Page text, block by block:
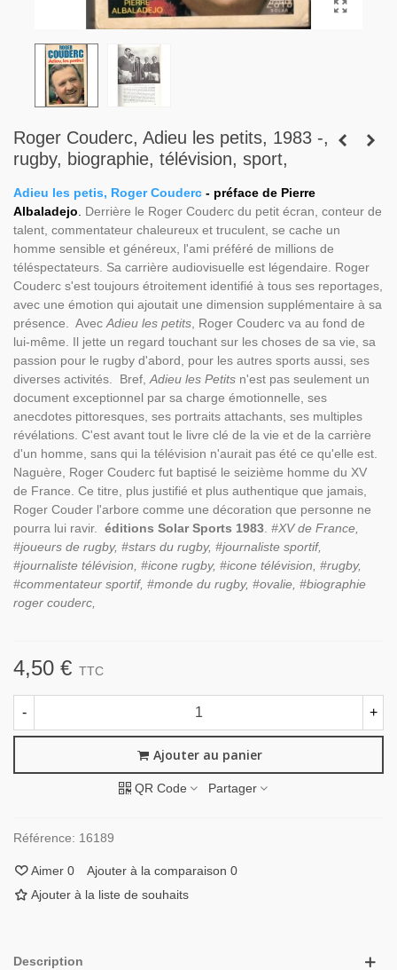
Roger Couderc, Adieu les petits, 1983 -,
rugby, biographie, télévision, sport,
Adieu les petis, Roger Couderc - préface de Pierre
Albaladejo
Derrière le Roger Couderc du petit écran, conteur de
talent, commentateur chaleureux et truculent, se cache un
homme sensible et généreux, l'ami préféré de millions de
téléspectateurs. Sa carrière audiovisuelle est légendaire. Roger
Couderc s'est toujours étroitement identifié à tous ses reportages,
avec une émotion qui ajoutait une dimension supplémentaire à sa
présence. Avec Adieu les petits , Roger Couderc va au fond de
lui-même. Il jette un regard touchant sur les choses de sa vie, sa
passion pour le rugby d'abord, pour les autres sports aussi, ses
diverses activités. Bref, Adieu les Petits n'est pas seulement un
document exceptionnel par sa charge émotionnelle, ses
anecdotes pittoresques, ses portraits attachants, ses multiples
révélations. C'est avant tout le livre clé de la vie et de la carrière
d'un homme, sans qui la télévision n'aurait pas été ce qu'elle est.
Naguère, Roger Couderc fut baptisé le seizième homme du XV
de France. Ce titre, plus justifié et plus authentique que jamais,
Roger Couder l'arbore comme une décoration que personne ne
pourra lui ravir. éditions Solar Sports 1983 #XV de France,
#joueurs de rugby, #stars du rugby, #journaliste sportif,
#journaliste télévision, #icone rugby, #icone télévision, #rugby,
#commentateur sportif, #monde du rugby, #ovalie, #biographie
roger couderc,
4,50 € TTC
- +
Ajouter au panier
QR Code Partager
Référence: 16189
Aimer 0 Ajouter à la comparaison 0
Ajouter à la liste de souhaits
Description